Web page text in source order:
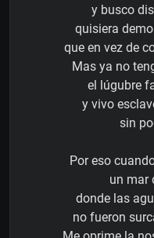
y busco
quisiera
que en vez de
Mas ya no
el lúgubre
y vivo
sin
Por eso
un mar
donde las
no fueron